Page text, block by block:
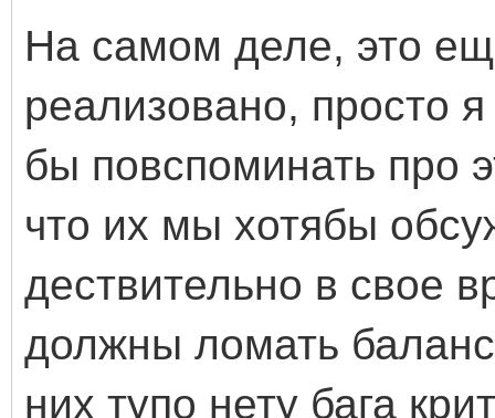
На самом деле, это
реализовано, просто
бы повспоминать про
что их мы хотябы
дествительно в свое
должны ломать
них тупо нету бага